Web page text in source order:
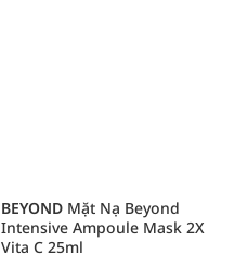
BEYOND Mặt Nạ Beyond
Intensive Ampoule Mask 2X
Vita C 25ml